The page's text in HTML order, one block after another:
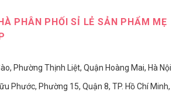
PHÂN PHỐI SỈ LẺ SẢN PHẨM MẸ
Phường Thịnh Liệt, Quận Hoàng Mai, Hà Nội
Phước, Phường 15, Quận 8, TP. Hồ Chí Minh,